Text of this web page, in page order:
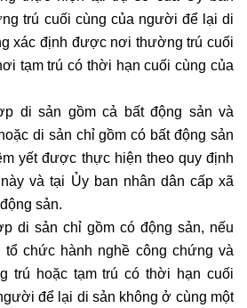
trú cuối cùng của người để lại di
xác định được nơi thường trú cuối
tạm trú có thời hạn cuối cùng của
di sản gồm cả bất động sản và
di sản chỉ gồm có bất động sản
yết được thực hiện theo quy định
và tại Ủy ban nhân dân cấp xã
sản.
di sản chỉ gồm có động sản, nếu
tổ chức hành nghề công chứng và
trú hoặc tạm trú có thời hạn cuối
để lại di sản không ở cùng một